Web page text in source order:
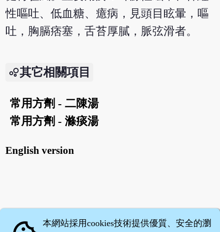
性嘔吐、低血糖、癔病，見頭目眩暈，嘔
吐，胸膈痞塞，舌苔厚膩，脈弦滑者。
其它相關項目
常用方劑 - 二陳湯
常用方劑 - 滌痰湯
English version
本網站採用cookies技術提供優質、安全的瀏